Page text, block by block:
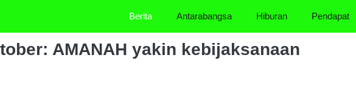
Berita Antarabangsa Hiburan Pendapat
AMANAH yakin kebijaksanaan